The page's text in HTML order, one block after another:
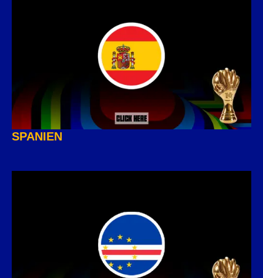
SPANIEN